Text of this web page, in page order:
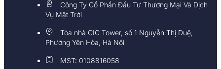
Công Ty Cổ Phần Đầu Tư Thương Mại Và Dịch
Vụ Mặt Trời
Tòa nhà CIC Tower, số 1 Nguyễn Thị Duệ,
Phường Yên Hòa, Hà Nội
MST: 0108816058